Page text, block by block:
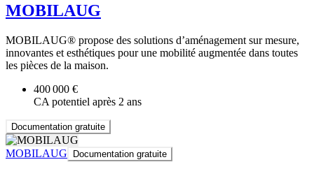
MOBILAUG
MOBILAUG® propose des solutions d’aménagement sur mesure,
innovantes et esthétiques pour une mobilité augmentée dans toutes
les pièces de la maison.
400 000 €
CA potentiel après 2 ans
Documentation gratuite
MOBILAUG Documentation gratuite